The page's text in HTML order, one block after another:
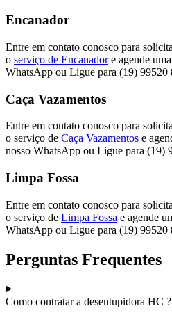
Encanador
Entre em contato conosco para
o serviço de Encanadore agende
WhatsApp ou Ligue para (19) 99520
Caça Vazamentos
Entre em contato conosco para
o serviço de Caça Vazamentos e
nosso WhatsApp ou Ligue para (19)
Limpa Fossa
Entre em contato conosco para
o serviço de Limpa Fossa e agende
WhatsApp ou Ligue para (19) 99520
Perguntas Frequentes
Como contratar a desentupidora HC ?